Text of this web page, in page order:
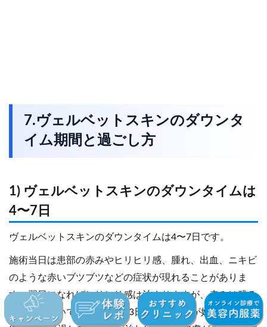
7.ヴェルベットスキンのダウンタ
イム期間と過ごし方
1) ヴェルベットスキンのダウンタイムは
4〜7日
ヴェルベットスキンのダウンタイムは4〜7日です。
施術当日は患部の赤みやヒリヒリ感、腫れ、出血、ニキビ
のような赤いブツブツなどの症状が現れることがありま
す。翌日になればヒリヒリ感は治まりますが、赤みは残る
ケースが多いでしょう。2〜3日後に皮むけが始まり、施術